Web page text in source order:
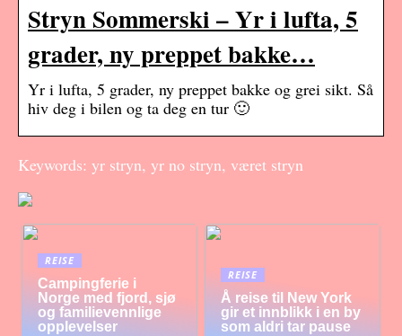
Stryn Sommerski – Yr i lufta, 5
grader, ny preppet bakke…
Yr i lufta, 5 grader, ny preppet bakke og grei sikt. Så
hiv deg i bilen og ta deg en tur 🙂
Keywords: yr stryn, yr no stryn, været stryn
REISE
Campingferie i
Norge med fjord, sjø
og familievennlige
opplevelser
REISE
Å reise til New York
gir et innblikk i en by
som aldri tar pause